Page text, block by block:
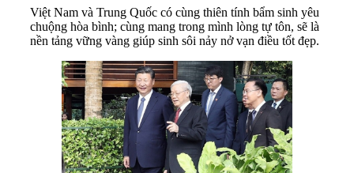
Việt Nam và Trung Quốc có cùng thiên tính bẩm sinh yêu
chuộng hòa bình; cùng mang trong mình lòng tự tôn, sẽ là
nền tảng vững vàng giúp sinh sôi nảy nở vạn điều tốt đẹp.